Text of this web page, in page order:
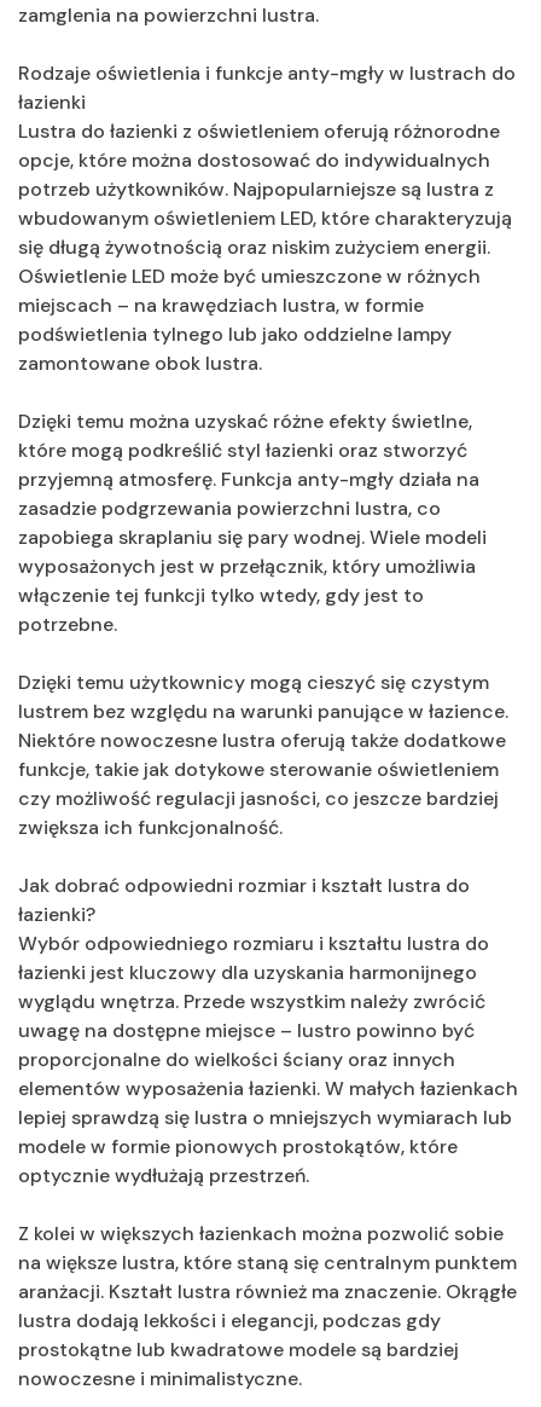
zamglenia na powierzchni lustra.
Rodzaje oświetlenia i funkcje anty-mgły w lustrach do
łazienki
Lustra do łazienki z oświetleniem oferują różnorodne
opcje, które można dostosować do indywidualnych
potrzeb użytkowników. Najpopularniejsze są lustra z
wbudowanym oświetleniem LED, które charakteryzują
się długą żywotnością oraz niskim zużyciem energii.
Oświetlenie LED może być umieszczone w różnych
miejscach – na krawędziach lustra, w formie
podświetlenia tylnego lub jako oddzielne lampy
zamontowane obok lustra.
Dzięki temu można uzyskać różne efekty świetlne,
które mogą podkreślić styl łazienki oraz stworzyć
przyjemną atmosferę. Funkcja anty-mgły działa na
zasadzie podgrzewania powierzchni lustra, co
zapobiega skraplaniu się pary wodnej. Wiele modeli
wyposażonych jest w przełącznik, który umożliwia
włączenie tej funkcji tylko wtedy, gdy jest to
potrzebne.
Dzięki temu użytkownicy mogą cieszyć się czystym
lustrem bez względu na warunki panujące w łazience.
Niektóre nowoczesne lustra oferują także dodatkowe
funkcje, takie jak dotykowe sterowanie oświetleniem
czy możliwość regulacji jasności, co jeszcze bardziej
zwiększa ich funkcjonalność.
Jak dobrać odpowiedni rozmiar i kształt lustra do
łazienki?
Wybór odpowiedniego rozmiaru i kształtu lustra do
łazienki jest kluczowy dla uzyskania harmonijnego
wyglądu wnętrza. Przede wszystkim należy zwrócić
uwagę na dostępne miejsce – lustro powinno być
proporcjonalne do wielkości ściany oraz innych
elementów wyposażenia łazienki. W małych łazienkach
lepiej sprawdzą się lustra o mniejszych wymiarach lub
modele w formie pionowych prostokątów, które
optycznie wydłużają przestrzeń.
Z kolei w większych łazienkach można pozwolić sobie
na większe lustra, które staną się centralnym punktem
aranżacji. Kształt lustra również ma znaczenie. Okrągłe
lustra dodają lekkości i elegancji, podczas gdy
prostokątne lub kwadratowe modele są bardziej
nowoczesne i minimalistyczne.